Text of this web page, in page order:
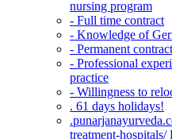
nursing program
- Full time contract
- Knowledge of
- Permanent contract
- Professional
practice
- Willingness to
. 61 days holidays!
treatment-